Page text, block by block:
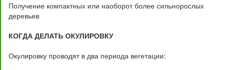
Получение компактных или наоборот более сильнорослых
деревьев
КОГДА ДЕЛАТЬ ОКУЛИРОВКУ
Окулировку проводят в два периода вегетации: